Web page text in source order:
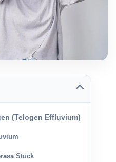
(Telogen Effluvium)
Stuck